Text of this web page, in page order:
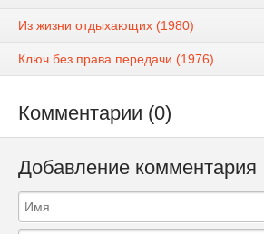
Из жизни отдыхающих (1980)
Ключ без права передачи (1976)
Комментарии (0)
Добавление комментария